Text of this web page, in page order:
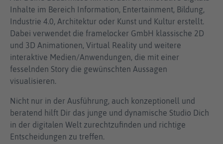
Inhalte im Bereich Information, Entertainment, Bildung,
Industrie 4.0, Architektur oder Kunst und Kultur erstellt.
Dabei verwendet die framelocker GmbH klassische 2D
und 3D Animationen, Virtual Reality und weitere
interaktive Medien/Anwendungen, die mit einer
fesselnden Story die gewünschten Aussagen
visualisieren.
Nicht nur in der Ausführung, auch konzeptionell und
beratend hilft Dir das junge und dynamische Studio Dich
in der digitalen Welt zurechtzufinden und richtige
Entscheidungen zu treffen.